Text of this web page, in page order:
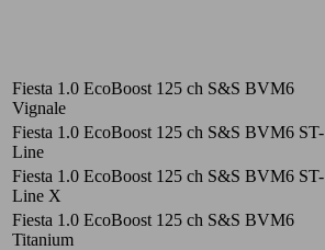
Fiesta 1.0 EcoBoost 125 ch S&S BVM6
Vignale
Fiesta 1.0 EcoBoost 125 ch S&S BVM6 ST-
Line
Fiesta 1.0 EcoBoost 125 ch S&S BVM6 ST-
Line X
Fiesta 1.0 EcoBoost 125 ch S&S BVM6
Titanium